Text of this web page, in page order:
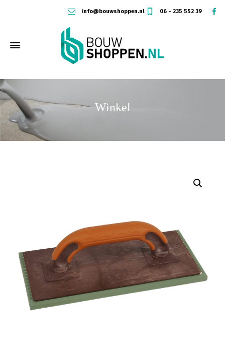
info@bouwshoppen.nl 06 - 235 552 39
Winkel